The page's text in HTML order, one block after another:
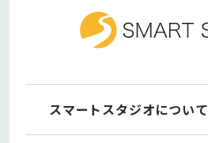
スマートスタジオについて